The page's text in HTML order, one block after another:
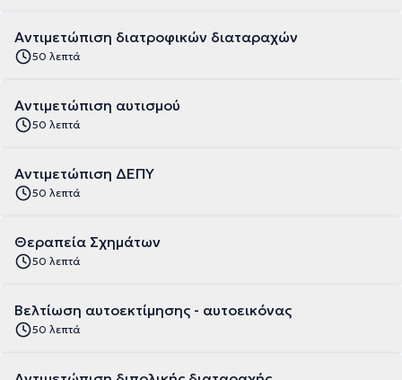
Αντιμετώπιση διατροφικών διαταραχών
50 λεπτά
Αντιμετώπιση αυτισμού
50 λεπτά
Αντιμετώπιση ΔΕΠΥ
50 λεπτά
Θεραπεία Σχημάτων
50 λεπτά
Βελτίωση αυτοεκτίμησης - αυτοεικόνας
50 λεπτά